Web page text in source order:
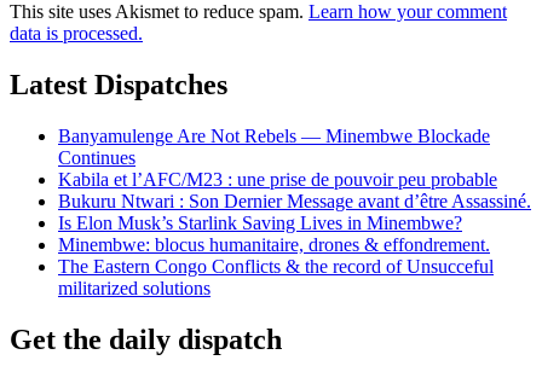
This site uses Akismet to reduce spam. Learn how your comment
data is processed.
Latest Dispatches
Banyamulenge Are Not Rebels — Minembwe Blockade
Continues
Kabila et l’AFC/M23 : une prise de pouvoir peu probable
Bukuru Ntwari : Son Dernier Message avant d’être Assassiné.
Is Elon Musk’s Starlink Saving Lives in Minembwe?
Minembwe: blocus humanitaire, drones & effondrement.
The Eastern Congo Conflicts & the record of Unsucceful
militarized solutions
Get the daily dispatch